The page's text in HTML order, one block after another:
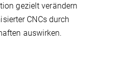
gezielt verändern
CNCs durch
auswirken.